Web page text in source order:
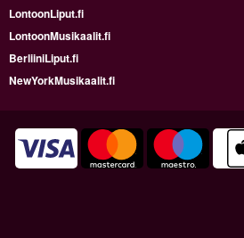
LontoonLiput.fi
LontoonMusikaalit.fi
BerliiniLiput.fi
NewYorkMusikaalit.fi